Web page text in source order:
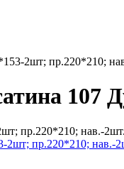
2шт; пр.220*210;
пр.220*210; нав.-